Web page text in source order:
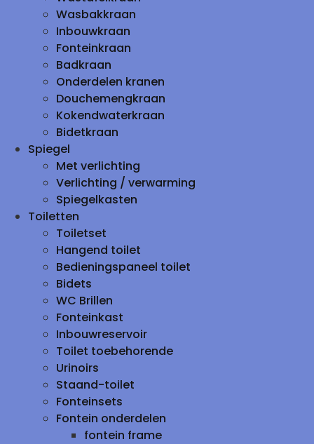
Wasbakkraan
Inbouwkraan
Fonteinkraan
Badkraan
Onderdelen kranen
Douchemengkraan
Kokendwaterkraan
Bidetkraan
Spiegel
Met verlichting
Verlichting / verwarming
Spiegelkasten
Toiletten
Toiletset
Hangend toilet
Bedieningspaneel toilet
Bidets
WC Brillen
Fonteinkast
Inbouwreservoir
Toilet toebehorende
Urinoirs
Staand-toilet
Fonteinsets
Fontein onderdelen
fontein frame